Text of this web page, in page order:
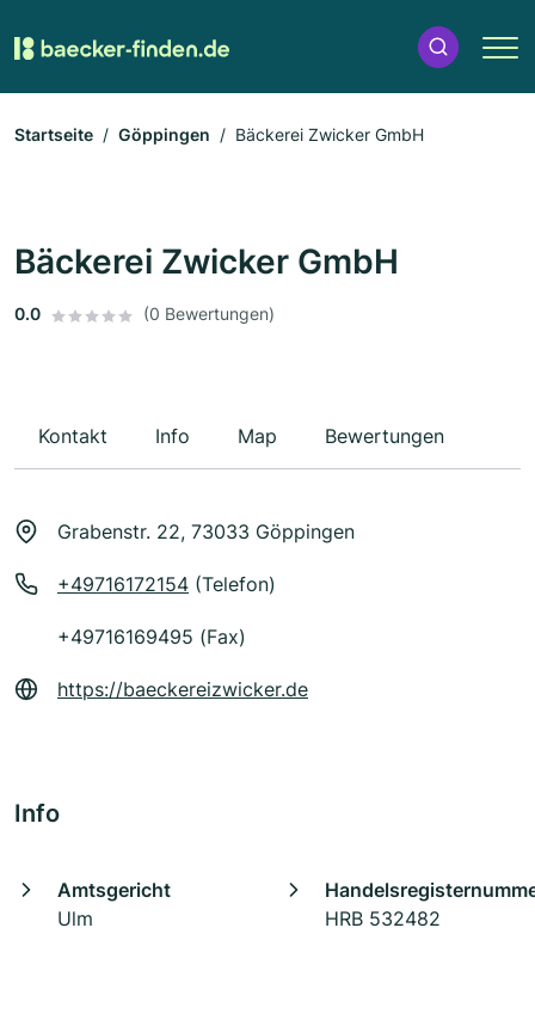
Startseite Göppingen Bäckerei Zwicker GmbH
Bäckerei Zwicker GmbH
0.0 (0 Bewertungen)
Kontakt Info Map Bewertungen
Grabenstr. 22, 73033 Göppingen
+49716172154 (Telefon)
+49716169495 (Fax)
https://baeckereizwicker.de
Info
Amtsgericht
Ulm
HRB 532482